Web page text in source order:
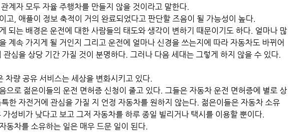
계자 모두 자율 주행차를 만들지 않을 것이라고 말한다.
고, 애플이 정보 축적이 거의 완료되었다고 판단할 즈음이 될 가능성이 높다.
되는 배경은 운전에 대한 사람들의 태도와 생각이 변하기 때문이기도 하다. 얼마나 많
계속 가지게 될 거인지 그리고 운전에 얼마나 신경을 쓰는지에 따라 자동차도 바뀌어
관심을 상당 기간 가질 것이 분명하다. 그러나 다음 세대는 그렇게 하지 않을 수 있다.
차량 공유 서비스는 세상을 변화시키고 있다.
으로 젊은이들의 운전 면허증 신청이 줄고 있다. 그들은 자동차 운전 면허증에 별로 상
한 자전거에 관심을 가질 지 언정 자동차를 원하지 않는다. 젊은이들은 자동차 소유
성비가 낮다고 보고 그저 자동차를 하루 종일 빌리거나 택시를 이용할 뿐이다.
동차를 소유하는 일은 매우 드문 일이 된다.